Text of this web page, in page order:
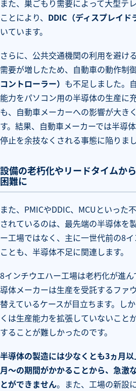
また、巣ごもり需要によって大型テ
ことにより、 DDIC（ディスプレイド
いています。
さらに、公共交通機関の利用を避け
需要が増したため、自動車の動作制
コントローラー） も不足しました。
能力をパソコン用の半導体の生産に
も、自動車メーカーへの影響が大き
す。結果、自動車メーカーでは半導
停止を余技なくされる事態に陥りまし
設備の老朽化やリードタイムか
困難に
また、PMICやDDIC、MCUといった
されているのは、最先端の半導体を
ー工場ではなく、主に一世代前の8
ことも、半導体不足に関連します。
8インチウエハー工場は老朽化が進
導体メーカーは生産を受託するファ
替えているケースが目立ちます。し
くは生産能力を拡張していないこと
することが難しかったのです。
半導体の製造には少なくとも3ヵ月
月～の期間がかかることから、急激
とができません。また、工場の新設